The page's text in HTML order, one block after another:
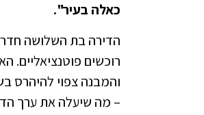
כאלה בעיר".
רוכשים פוטנציאליים.